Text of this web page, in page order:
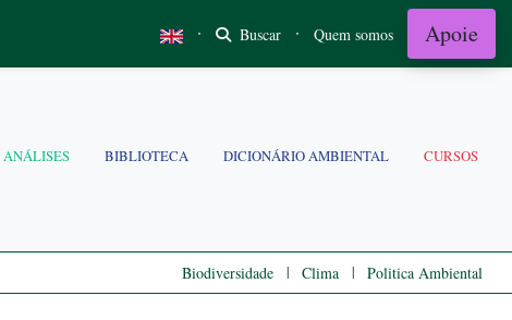
· Buscar · Quem somos Apoie
ANÁLISES BIBLIOTECA DICIONÁRIO AMBIENTAL CURSOS
Biodiversidade | Clima | Politica Ambiental